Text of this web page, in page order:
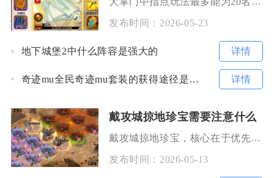
发布时间： 2026-05-23
地下城堡2中什么阵容是强大的 详情
奇迹mu全民奇迹mu套装的获得途径是什么 详情
戴攻城掠地珍宝需要注意什么
戴攻城掠地珍宝，核心在于优先解锁关键槽位、按阶段匹配珍宝等级、依据武将与场景合理搭配、严控
发布时间： 2026-05-13